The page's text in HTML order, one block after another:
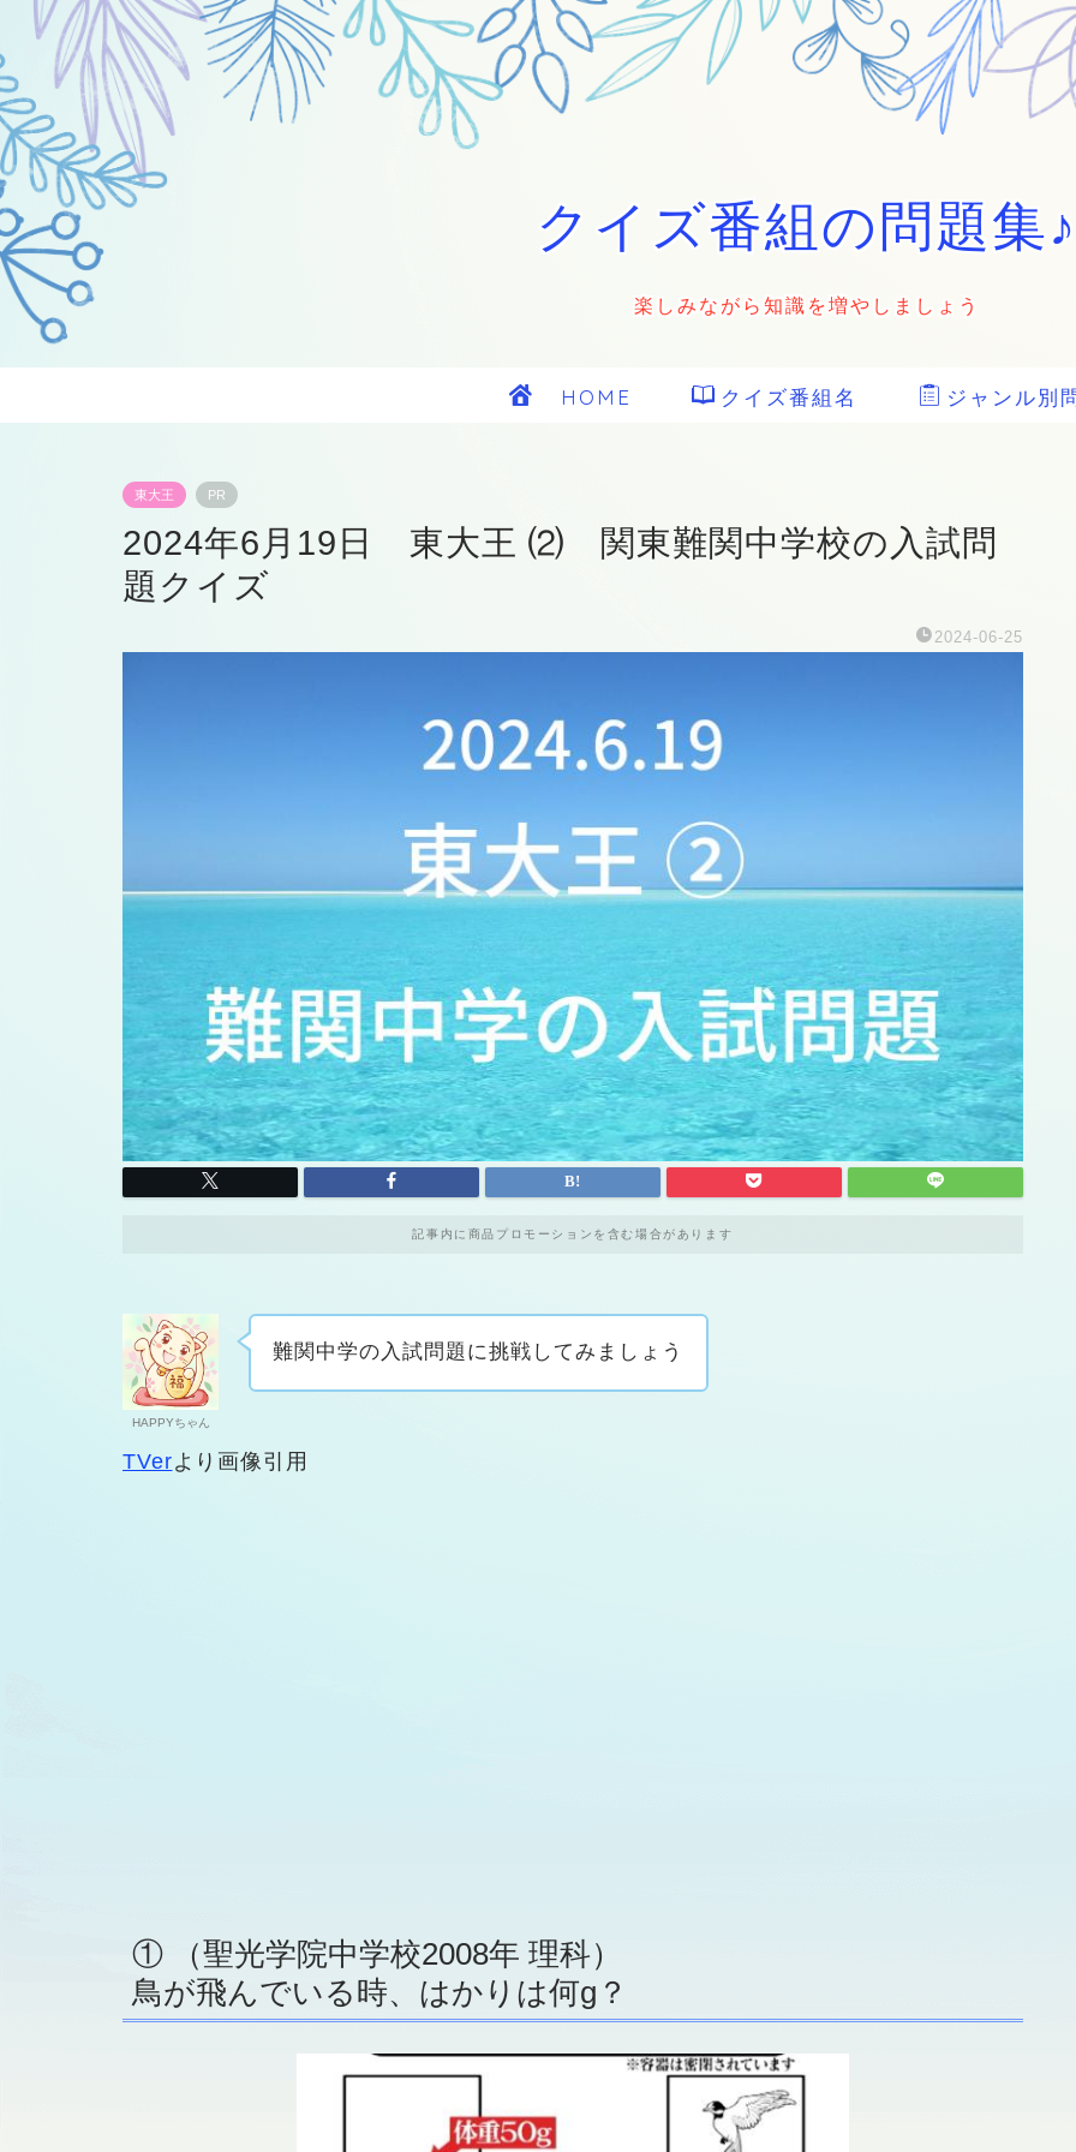
クイズ番組の問題集
楽しみながら知識を増やしましょう
HOME クイズ番組名 ジャンル別
東大王 PR
2024年6月19日 東大王 ⑵ 関東難関中学校の入試問
題クイズ
2024-06-25
記事内に商品プロモーションを含む場合があります
HAPPYちゃん
難関中学の入試問題に挑戦してみましょう
TVerより画像引用
① （聖光学院中学校2008年 理科）
鳥が飛んでいる時、はかりは何g？